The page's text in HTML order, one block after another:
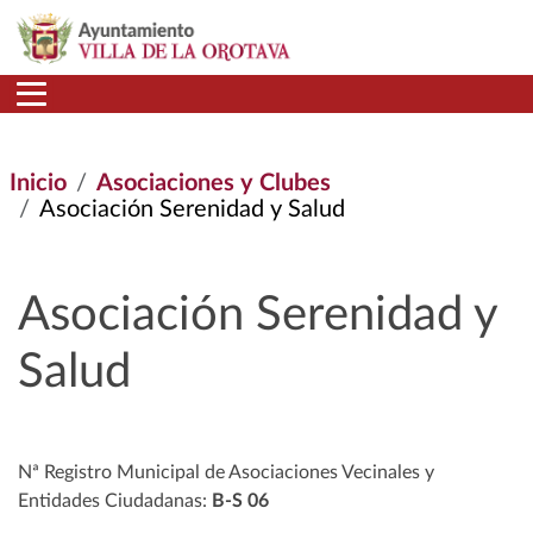
Pasar al contenido principal
Inicio
Asociaciones y Clubes
Asociación Serenidad y Salud
Asociación Serenidad y
Salud
Nª Registro Municipal de Asociaciones Vecinales y
Entidades Ciudadanas: B-S 06